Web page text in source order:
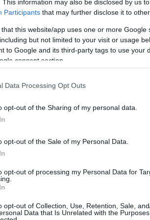
This information may also be disclosed by us
Participants that may further disclose it to
that this website/app uses one or more
but not limited to your visit or usage
to Google and its third-party tags to use your
consent section.
Data Processing Opt Outs
opt-out of the Sharing of my personal data.
opt-out of the Sale of my Personal Data.
opt-out of processing my Personal Data for
opt-out of Collection, Use, Retention, Sale,
Data that Is Unrelated with the
Ευρώπη, τη Βόρεια Αμερική και
κόσμου. Το 2021 λάβαμε
συμπεριλαμβανομένων δηλώσεων
αγοράς, για περισσότερα από
από περισσότερες από 20 χώρες.
πεπεισμένος πως η προσφορά
μεταφορών μηδενικών εκπομπών
αναφέρει ο Roger Alm, Πρόεδρος
Η Volvo Trucks ήταν από τις
2019. Όταν αρχίσει η παραγωγή
Volvo θα διαθέτει την πιο